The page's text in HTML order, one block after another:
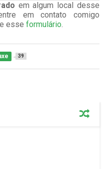
em algum local desse
em contato comigo
esseformulário.
39